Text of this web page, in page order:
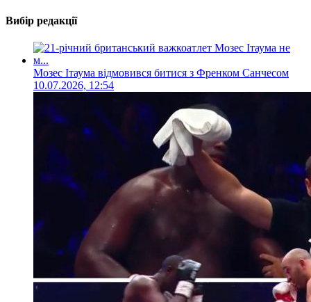
Вибір редакції
Мозес Ітаума відмовився битися з Френком Санчесом
10.07.2026, 12:54